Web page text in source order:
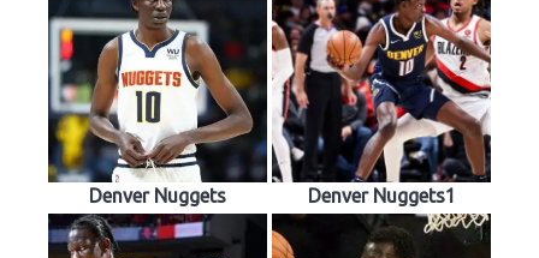
Denver Nuggets Denver Nuggets1